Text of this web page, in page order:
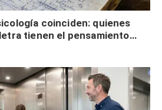
coinciden: quienes
tienen el pensamiento
por desinterés